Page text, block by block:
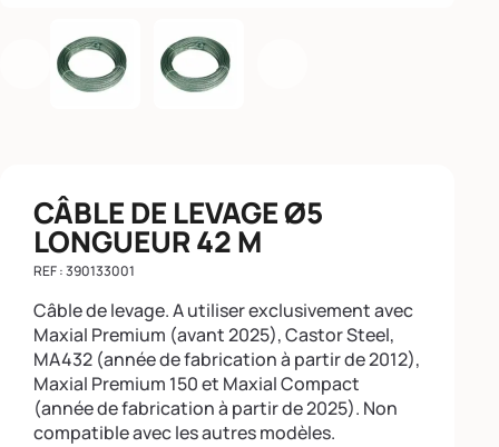
Précédent
CÂBLE DE LEVAGE Ø5
LONGUEUR 42 M
REF : 390133001
Câble de levage. A utiliser exclusivement avec
Maxial Premium (avant 2025), Castor Steel,
MA432 (année de fabrication à partir de 2012),
Maxial Premium 150 et Maxial Compact
(année de fabrication à partir de 2025). Non
compatible avec les autres modèles.